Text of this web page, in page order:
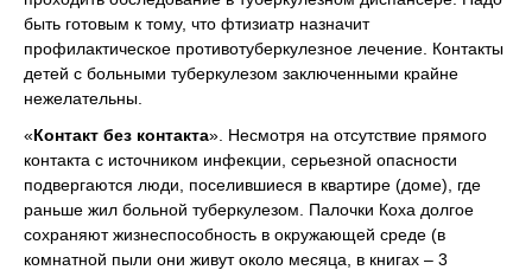
быть готовым к тому, что фтизиатр назначит
профилактическое противотуберкулезное лечение. Контакты
детей с больными туберкулезом заключенными крайне
нежелательны.
«Контакт без контакта». Несмотря на отсутствие прямого
контакта с источником инфекции, серьезной опасности
подвергаются люди, поселившиеся в квартире (доме), где
раньше жил больной туберкулезом. Палочки Коха долгое
сохраняют жизнеспособность в окружающей среде (в
комнатной пыли они живут около месяца, в книгах – 3